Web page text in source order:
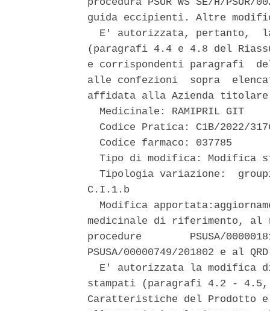
procedura PSUR WS SE/H/
guida eccipienti. Altre
E' autorizzata, pertanto,
(paragrafi 4.4 e 4.8 del
e corrispondenti paragrafi
alle confezioni  sopra
affidata alla Azienda
  Medicinale: RAMIPRIL GIT
Codice Pratica: C1B/2022/
  Codice farmaco: 037785
Tipo di modifica: Modifica
Tipologia variazione:
C.I.1.b
Modifica
medicinale di riferimento, al
procedure        PSUSA/
PSUSA/00000749/201802 e al
E' autorizzata la modifica
stampati (paragrafi 4.2 -
Caratteristiche del Prodotto